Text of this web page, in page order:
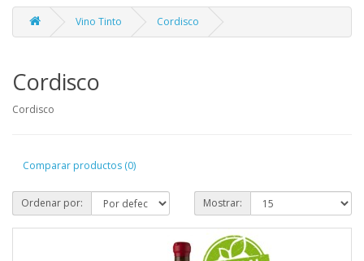
Vino Tinto Cordisco
Cordisco
Cordisco
Comparar productos (0)
Ordenar por: Mostrar: